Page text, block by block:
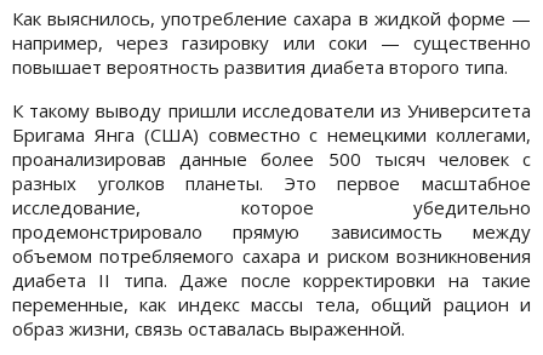
Как выяснилось, употребление сахара в жидкой форме —
например, через газировку или соки — существенно
повышает вероятность развития диабета второго типа.
К такому выводу пришли исследователи из Университета
Бригама Янга (США) совместно с немецкими коллегами,
проанализировав данные более 500 тысяч человек с
разных уголков планеты. Это первое масштабное
исследование, которое убедительно
продемонстрировало прямую зависимость между
объемом потребляемого сахара и риском возникновения
диабета II типа. Даже после корректировки на такие
переменные, как индекс массы тела, общий рацион и
образ жизни, связь оставалась выраженной.